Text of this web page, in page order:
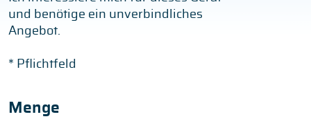
und benötige ein unverbindliches
Angebot.
* Pflichtfeld
Menge